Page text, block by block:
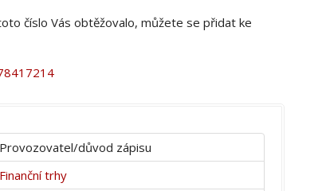
číslo Vás obtěžovalo, můžete se přidat ke
Provozovatel/důvod zápisu
Finanční trhy